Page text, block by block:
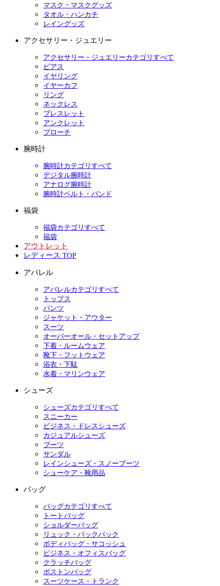
マスク・マスクグッズ
タオル・ハンカチ
レイングッズ
アクセサリー・ジュエリー
アクセサリー・ジュエリーカテゴリすべて
ピアス
イヤリング
イヤーカフ
リング
ネックレス
ブレスレット
アンクレット
ブローチ
腕時計
腕時計カテゴリすべて
デジタル腕時計
アナログ腕時計
腕時計ベルト・バンド
福袋
福袋カテゴリすべて
福袋
アウトレット
レディース TOP
アパレル
アパレルカテゴリすべて
トップス
パンツ
ジャケット・アウター
スーツ
オーバーオール・セットアップ
下着・ルームウェア
靴下・フットウェア
浴衣・下駄
水着・マリンウェア
シューズ
シューズカテゴリすべて
スニーカー
ビジネス・ドレスシューズ
カジュアルシューズ
ブーツ
サンダル
レインシューズ・スノーブーツ
シューケア・靴用品
バッグ
バッグカテゴリすべて
トートバッグ
ショルダーバッグ
リュック・バックパック
ボディバッグ・サコッシュ
ビジネス・オフィスバッグ
クラッチバッグ
ボストンバッグ
スーツケース・トランク